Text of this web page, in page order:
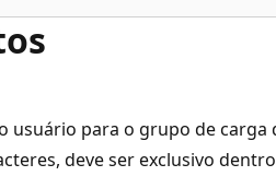
usuário para o grupo de carga
deve ser exclusivo